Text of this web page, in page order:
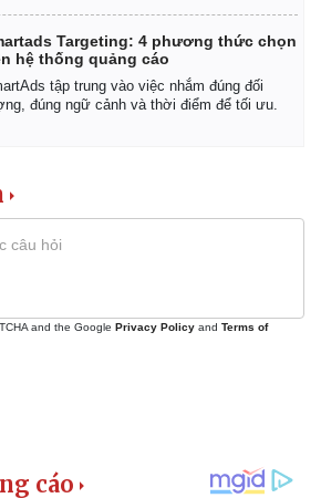
Targeting: 4 phương thức chọn
hệ thống quảng cáo
tập trung vào việc nhắm đúng đối
đúng ngữ cảnh và thời điểm để tối ưu.
and the Google Privacy Policy and Terms of